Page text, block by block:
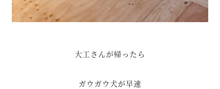
大工さんが帰ったら
ガウガウ犬が早速